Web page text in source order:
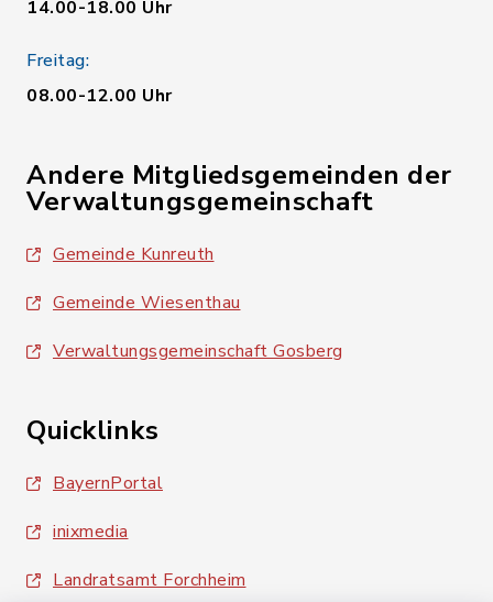
14.00-18.00 Uhr
Freitag:
08.00-12.00 Uhr
Andere Mitgliedsgemeinden der
Verwaltungsgemeinschaft
Gemeinde Kunreuth
Gemeinde Wiesenthau
Verwaltungsgemeinschaft Gosberg
Quicklinks
BayernPortal
inixmedia
Landratsamt Forchheim